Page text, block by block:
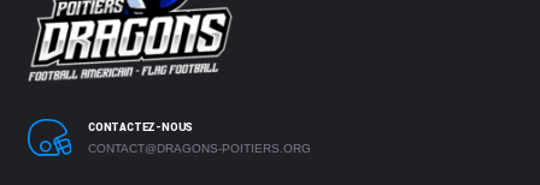
CONTACTEZ-NOUS
CONTACT@DRAGONS-POITIERS.ORG